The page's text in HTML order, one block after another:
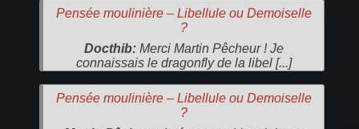
Pensée moulinière – Libellule ou Demoiselle
?
Docthib:Merci Martin Pêcheur ! Je
connaissais le dragonfly de la libel [...]
Pensée moulinière – Libellule ou Demoiselle
?